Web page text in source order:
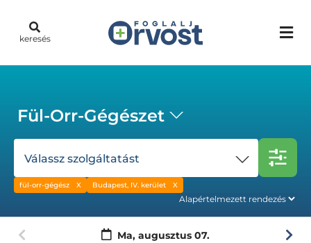
keresés
Fül-Orr-Gégészet
Válassz szolgáltatást
fül-orr-gégész Budapest, IV. kerület
Ma, augusztus 07.